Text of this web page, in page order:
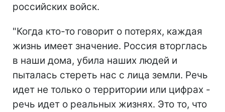
российских войск.
"Когда кто-то говорит о потерях, каждая
жизнь имеет значение. Россия вторглась
в наши дома, убила наших людей и
пыталась стереть нас с лица земли. Речь
идет не только о территории или цифрах -
речь идет о реальных жизнях. Это то, что